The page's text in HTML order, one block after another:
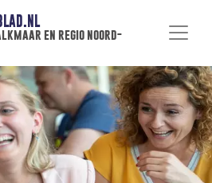
en regio noord-